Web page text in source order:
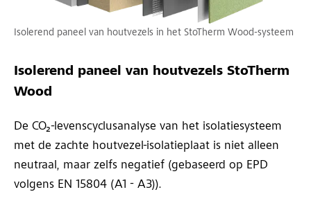
Isolerend paneel van houtvezels StoTherm
Wood
De CO₂-levenscyclusanalyse van het isolatiesysteem
met de zachte houtvezel-isolatieplaat is niet alleen
neutraal, maar zelfs negatief (gebaseerd op EPD
volgens EN 15804 (A1 - A3)).
Isolerend paneel van houtvezels in het StoTherm Wood-systeem